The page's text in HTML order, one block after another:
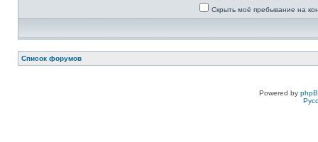
Скрыть моё пребывание на
Список форумов
Powered by